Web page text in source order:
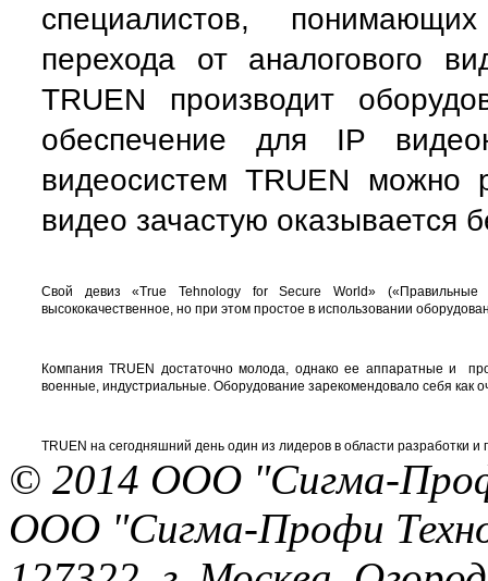
специалистов,
перехода от аналогового
TRUEN производит
обеспечение для IP
видеосистем TRUEN можно
видео зачастую оказывается
Свой девиз «True Tehnology for Secure World» («Правильные
высококачественное, но при этом простое в использовании
Компания TRUEN достаточно молода, однако ее аппаратные и
военные, индустриальные. Оборудование зарекомендовало себя как
TRUEN на сегодняшний день один из лидеров в области разработки
© 2014 ООО "Сигма-
ООО "Сигма-Профи